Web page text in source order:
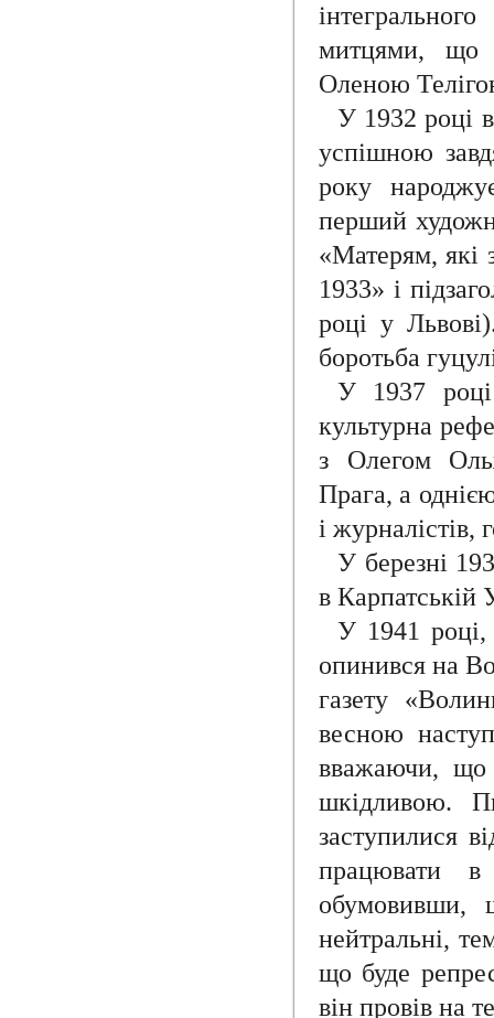
митцями, що
Оленою
У 1932 році
успішною
року
перший
«Матерям, які
1933» і
році у
боротьба
У 1937 році
культурна
з Олегом
Прага, а
і журналістів,
У березні
в Карпатській
У 1941 році,
опинився на
газету
весною
вважаючи, що
шкідливою.
заступилися
працювати в
обумовивши,
нейтральні,
що буде
він провів на